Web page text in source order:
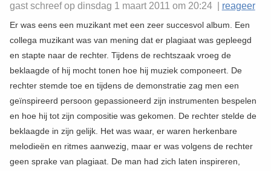
gast schreef op dinsdag 1 maart 2011 om 20:24 | reageer
Er was eens een muzikant met een zeer succesvol album. Een
collega muzikant was van mening dat er plagiaat was gepleegd
en stapte naar de rechter. Tijdens de rechtszaak vroeg de
beklaagde of hij mocht tonen hoe hij muziek componeert. De
rechter stemde toe en tijdens de demonstratie zag men een
geïnspireerd persoon gepassioneerd zijn instrumenten bespelen
en hoe hij tot zijn compositie was gekomen. De rechter stelde de
beklaagde in zijn gelijk. Het was waar, er waren herkenbare
melodieën en ritmes aanwezig, maar er was volgens de rechter
geen sprake van plagiaat. De man had zich laten inspireren,